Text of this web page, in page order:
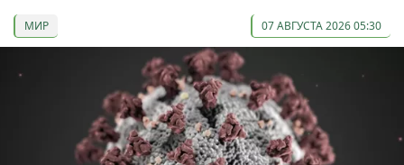
МИР 07 АВГУСТА 2026 05:30